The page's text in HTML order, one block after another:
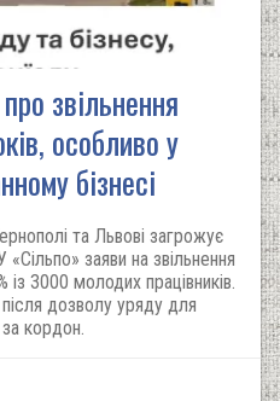
звільнення
особливо у
бізнесі
та Львові загрожує
заяви на звільнення
3000 молодих працівників.
після дозволу уряду для
кордон.